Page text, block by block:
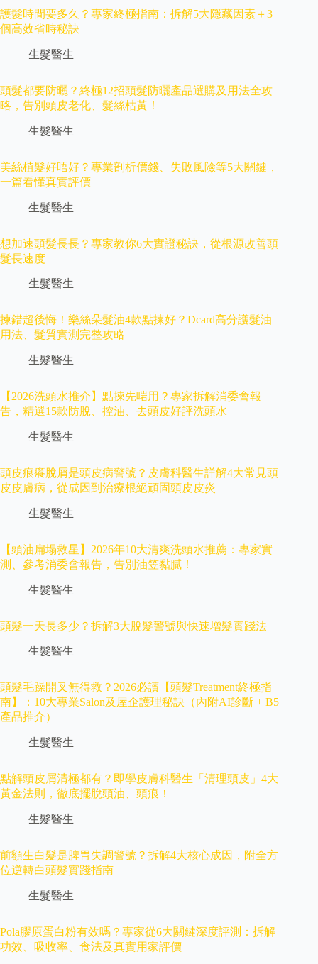
護髮時間要多久？專家終極指南：拆解5大隱藏因素＋3
個高效省時秘訣
生髮醫生
頭髮都要防曬？終極12招頭髮防曬產品選購及用法全攻
略，告別頭皮老化、髮絲枯黃！
生髮醫生
美絲植髮好唔好？專業剖析價錢、失敗風險等5大關鍵，
一篇看懂真實評價
生髮醫生
想加速頭髮長長？專家教你6大實證秘訣，從根源改善頭
髮長速度
生髮醫生
揀錯超後悔！樂絲朵髮油4款點揀好？Dcard高分護髮油
用法、髮質實測完整攻略
生髮醫生
【2026洗頭水推介】點揀先啱用？專家拆解消委會報
告，精選15款防脫、控油、去頭皮好評洗頭水
生髮醫生
頭皮痕癢脫屑是頭皮病警號？皮膚科醫生詳解4大常見頭
皮皮膚病，從成因到治療根絕頑固頭皮皮炎
生髮醫生
【頭油扁塌救星】2026年10大清爽洗頭水推薦：專家實
測、參考消委會報告，告別油笠黏膩！
生髮醫生
頭髮一天長多少？拆解3大脫髮警號與快速增髮實踐法
生髮醫生
頭髮毛躁開叉無得救？2026必讀【頭髮Treatment終極指
南】：10大專業Salon及屋企護理秘訣（內附AI診斷 + B5
產品推介）
生髮醫生
點解頭皮屑清極都有？即學皮膚科醫生「清理頭皮」4大
黃金法則，徹底擺脫頭油、頭痕！
生髮醫生
前額生白髮是脾胃失調警號？拆解4大核心成因，附全方
位逆轉白頭髮實踐指南
生髮醫生
Pola膠原蛋白粉有效嗎？專家從6大關鍵深度評測：拆解
功效、吸收率、食法及真實用家評價